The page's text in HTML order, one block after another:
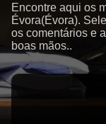
Encontre aqui os
Évora(Évora).
os comentários e
boas mãos..